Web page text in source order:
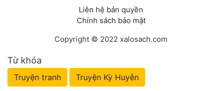
Liên hệ bản quyền
Chính sách bảo mật
Copyright © 2022 xalosach.com
Từ khóa
Truyện tranh Truyện Kỳ Huyễn